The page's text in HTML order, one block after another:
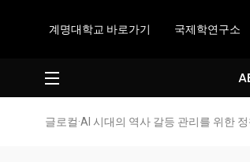
계명대학교 바로가기 국제학연구소
글로컬·AI 시대의 역사 갈등 관리를 위한